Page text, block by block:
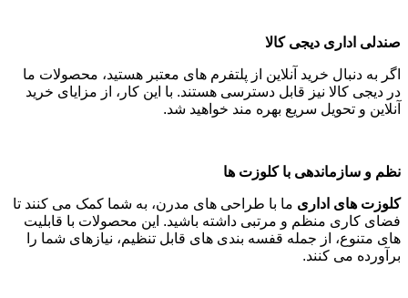
صندلی اداری دیجی کالا
اگر به دنبال خرید آنلاین از پلتفرم های معتبر هستید، محصولات ما
در دیجی کالا نیز قابل دسترسی هستند. با این کار، از مزایای خرید
آنلاین و تحویل سریع بهره مند خواهید شد.
نظم و سازماندهی با کلوزت ها
کلوزت های اداری ما با طراحی های مدرن، به شما کمک می کنند تا
فضای کاری منظم و مرتبی داشته باشید. این محصولات با قابلیت
های متنوع، از جمله قفسه بندی های قابل تنظیم، نیازهای شما را
برآورده می کنند.